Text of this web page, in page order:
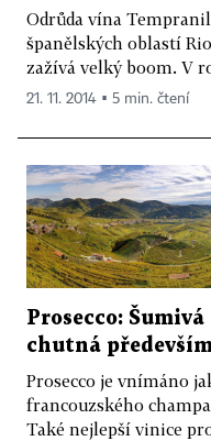
Odrůda vína
španělských oblastí
zažívá velký boom. V
21. 11. 2014 ▪ 5 min. čtení
Prosecco:
chutná
Prosecco je vnímáno
francouzského
Také nejlepší vinice